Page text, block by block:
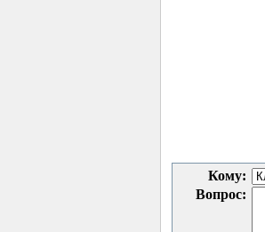
Кому:
Вопрос: